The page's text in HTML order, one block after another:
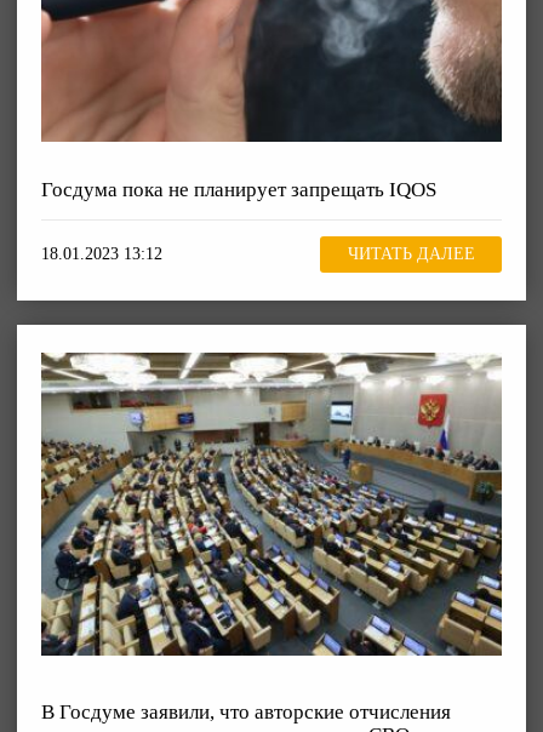
Госдума пока не планирует запрещать IQOS
18.01.2023 13:12 ЧИТАТЬ ДАЛЕЕ
В Госдуме заявили, что авторские отчисления